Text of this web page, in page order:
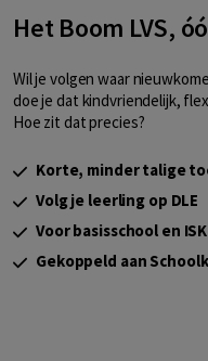
Het Boom LVS,
Wil je volgen waar
doe je dat kindvriendelijk,
Hoe zit dat precies?
Korte, minder talige
Volg je leerling op DLE
Voor basisschool en ISK
Gekoppeld aan